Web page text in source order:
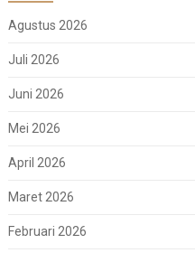
Agustus 2026
Juli 2026
Juni 2026
Mei 2026
April 2026
Maret 2026
Februari 2026